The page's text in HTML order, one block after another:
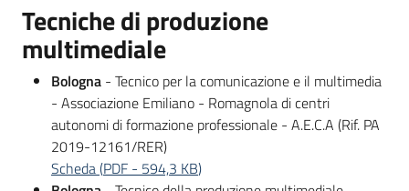
Fondo
sociale
europeo
Seguici
Tecniche di produzione
multimediale
Bologna - Tecnico per la comunicazione e il multimedia
- Associazione Emiliano - Romagnola di centri
autonomi di formazione professionale - A.E.C.A (Rif. PA
2019-12161/RER)
Scheda(PDF - 594,3 KB)